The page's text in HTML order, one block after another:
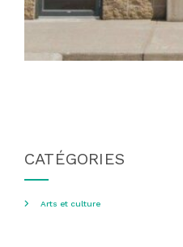
CATÉGORIES
Arts et culture